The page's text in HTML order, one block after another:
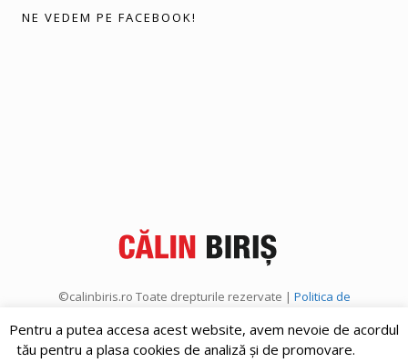
NE VEDEM PE FACEBOOK!
©calinbiris.ro Toate drepturile rezervate | Politica de
Pentru a putea accesa acest website, avem nevoie de acordul
tău pentru a plasa cookies de analiză și de promovare.